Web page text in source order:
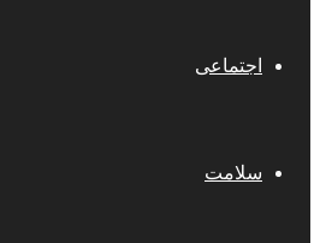
اجتماعی
سلامت